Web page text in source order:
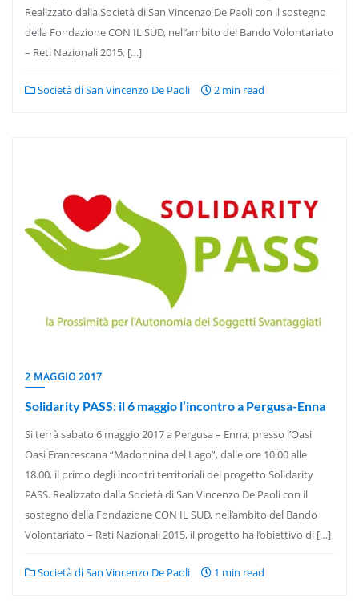
Realizzato dalla Società di San Vincenzo De Paoli con il sostegno
della Fondazione CON IL SUD, nell’ambito del Bando Volontariato
– Reti Nazionali 2015, […]
Società di San Vincenzo De Paoli 2 min read
2 MAGGIO 2017
Solidarity PASS: il 6 maggio l’incontro a Pergusa-Enna
Si terrà sabato 6 maggio 2017 a Pergusa – Enna, presso l’Oasi
Oasi Francescana “Madonnina del Lago”, dalle ore 10.00 alle
18.00, il primo degli incontri territoriali del progetto Solidarity
PASS. Realizzato dalla Società di San Vincenzo De Paoli con il
sostegno della Fondazione CON IL SUD, nell’ambito del Bando
Volontariato – Reti Nazionali 2015, il progetto ha l’obiettivo di […]
Società di San Vincenzo De Paoli 1 min read